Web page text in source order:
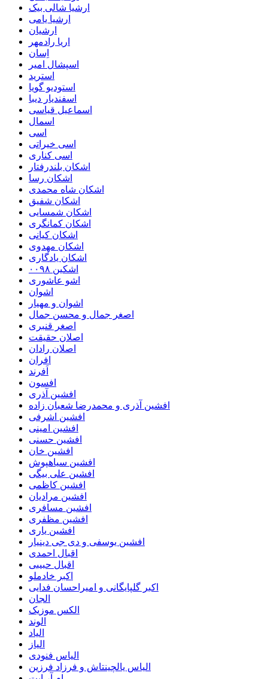
ارشیا شالی بیک
ارشیا یامی
ارشیان
اریا رادمهر
اِسان
اسپشال امیر
استرید
استودیو گویا
اسفندیار دیبا
اسماعیل قیاسی
اسمال
اسی
اسی خیراتی
اسی کناری
اشکان بلندرفتار
اشکان رسا
اشکان شاه محمدی
اشکان شفیق
اشکان شمسایی
اشکان‌ کمانگری
اشکان کیانی
اشکان مهدوی
اشکان یادگاری
اشکین ۰۰۹۸
اشو عاشوری
اشوان
اشوان و مهیار
اصغر جمال و محسن جمال
اصغر قنبری
اصلان حقیقت
اصلان رادان
افران
اَفرند
افسون
افشین آذری
افشین آذری و محمدرضا شعبان زاده
افشین اشرفی
افشین امینی
افشین حسنی
افشین خان
افشین سیاهپوش
افشین علی بیگی
افشین کاظمی
افشین مرادیان
افشین مسافری
افشین مظفری
افشین یاری
افشین یوسفی و دی جی دینیار
اقبال احمدی
اقبال حبیبی
اکبر خادملو
اکبر گلپایگانی و امیراحسان فدایی
الجان
الکس موزیک
الوند
الیاد
الیاز
الیاس فنودی
الیاس یالچینتاش و فرزاد فرزین